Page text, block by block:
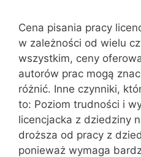
Cena pisania pracy
w zależności od wielu
wszystkim, ceny
autorów prac mogą
różnić. Inne czynniki,
to: Poziom trudności i
licencjacka z dziedziny
droższa od pracy z
ponieważ wymaga